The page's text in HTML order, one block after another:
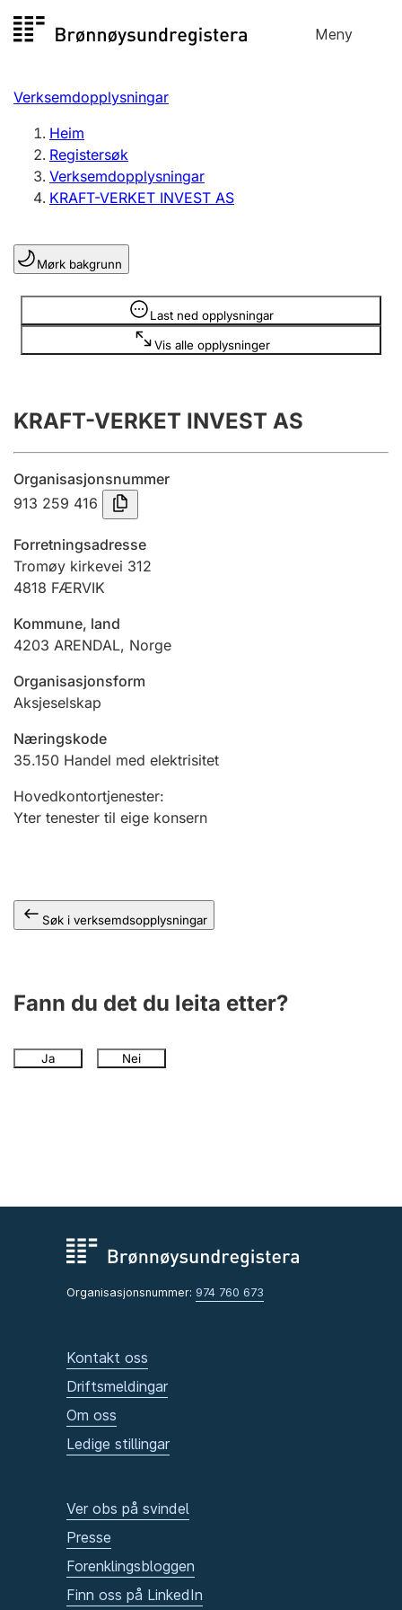
til
Meny
Registersøk
Aksjeselskap
Enkeltpersonføretak
Registrere, endre, slette
Lag og foreining
Registrere, endre, slette
Innsending og forseinkingsgebyr
Tinglysing
Jeger
Ektepaktrettleiaren
Andre tema
Verksemdopplysningar
Heim
Registersøk
Verksemdopplysningar
KRAFT-VERKET INVEST AS
Mørk bakgrunn
Last ned opplysningar
Vis alle opplysninger
Opplysninger er skjult
KRAFT-VERKET INVEST AS
Organisasjonsnummer
913 259 416
Forretningsadresse
Tromøy kirkevei 312
4818 FÆRVIK
Kommune, land
4203 ARENDAL, Norge
Organisasjonsform
Aksjeselskap
Næringskode
35.150 Handel med elektrisitet
Hovedkontortjenester:
Yter tenester til eige konsern
Søk i verksemdsopplysningar
Fann du det du leita etter?
Ja Nei
Organisasjonsnummer: 974 760 673
Kontakt oss
Driftsmeldingar
Om oss
Ledige stillingar
Ver obs på svindel
Presse
Forenklingsbloggen
Finn oss på LinkedIn